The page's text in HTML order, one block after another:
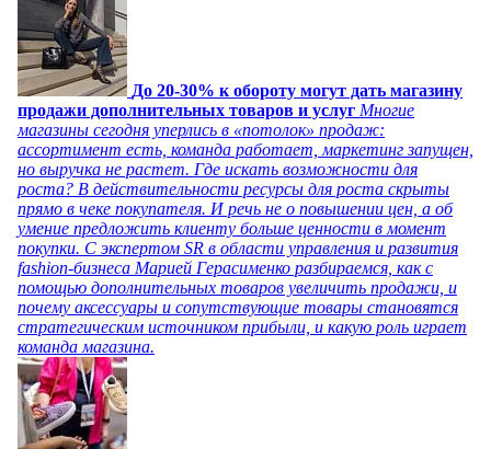
До 20-30% к обороту могут дать магазину
продажи дополнительных товаров и услуг Многие
магазины сегодня уперлись в «потолок» продаж:
ассортимент есть, команда работает, маркетинг запущен,
но выручка не растет. Где искать возможности для
роста? В действительности ресурсы для роста скрыты
прямо в чеке покупателя. И речь не о повышении цен, а об
умение предложить клиенту больше ценности в момент
покупки. С экспертом SR в области управления и развития
fashion-бизнеса Марией Герасименко разбираемся, как с
помощью дополнительных товаров увеличить продажи, и
почему аксессуары и сопутствующие товары становятся
стратегическим источником прибыли, и какую роль играет
команда магазина.